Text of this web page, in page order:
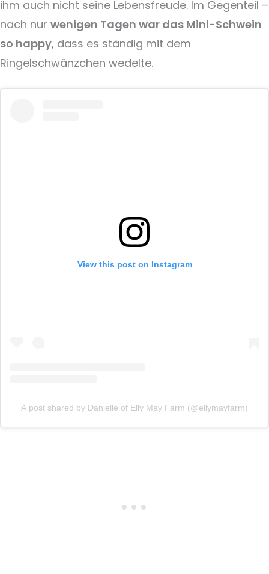
ihm auch nicht seine Lebensfreude. Im Gegenteil –
nach nur wenigen Tagen war das Mini-Schwein
so happy, dass es ständig mit dem
Ringelschwänzchen wedelte.
View this post on Instagram
A post shared by Danielle of Elly May Farm (@ellymayfarm)